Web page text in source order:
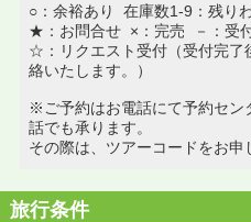
○：余裕あり 在庫数1-9：残り
★：お問合せ ×：完売 －：受
☆：リクエスト受付（受付完了
絡いたします。）
※ご予約はお電話にて予約セン
話でも承ります。
その際は、ツアーコードをお申
旅行条件